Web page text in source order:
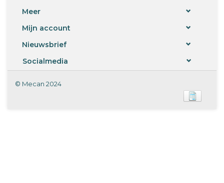
Meer
Mijn account
Nieuwsbrief
Socialmedia